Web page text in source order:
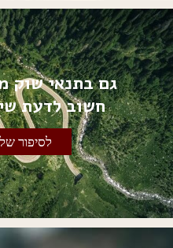
גם בתנאי שוק
חשוב לדעת
לסיפור